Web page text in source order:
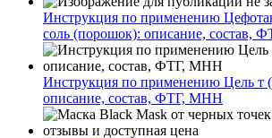
Инструкция по применению
соль (порошок): описание, состав,
Инструкция по применению Цель т
описание, состав, ФТГ, МНН